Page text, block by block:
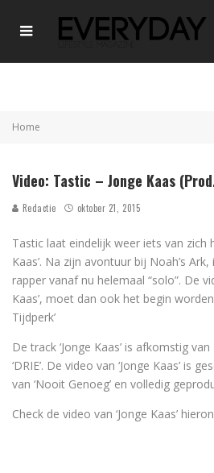
Home
Video: Tastic – Jonge Kaas
Redactie oktober 21, 2015
Tastic laat eindelijk weer iets van zich
Kaas’. Na zijn avontuur bij Noah’s
rapper vanaf nu helemaal “solo”. De
Kaas’, moet dan ook het begin
Tijdperk’
De track ‘Jonge Kaas’ is afkomstig
‘DRIE’. De video van ‘Jonge Kaas’ is
van ‘Nooit Genoeg’ en volledig
Check de video van ‘Jonge Kaas’